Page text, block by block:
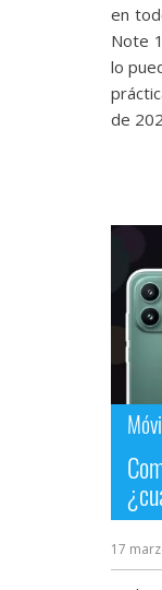
en
Note
lo
de
17